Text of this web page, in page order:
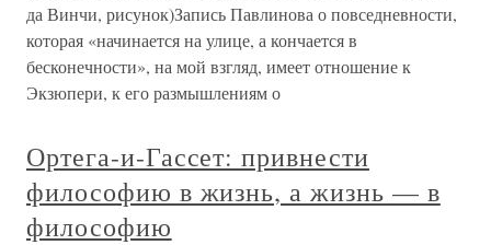
да Винчи, рисунок)Запись Павлинова о повседневности,
которая «начинается на улице, а кончается в
бесконечности», на мой взгляд, имеет отношение к
Экзюпери, к его размышлениям о
Ортега-и-Гассет: привнести
философию в жизнь, а жизнь — в
философию